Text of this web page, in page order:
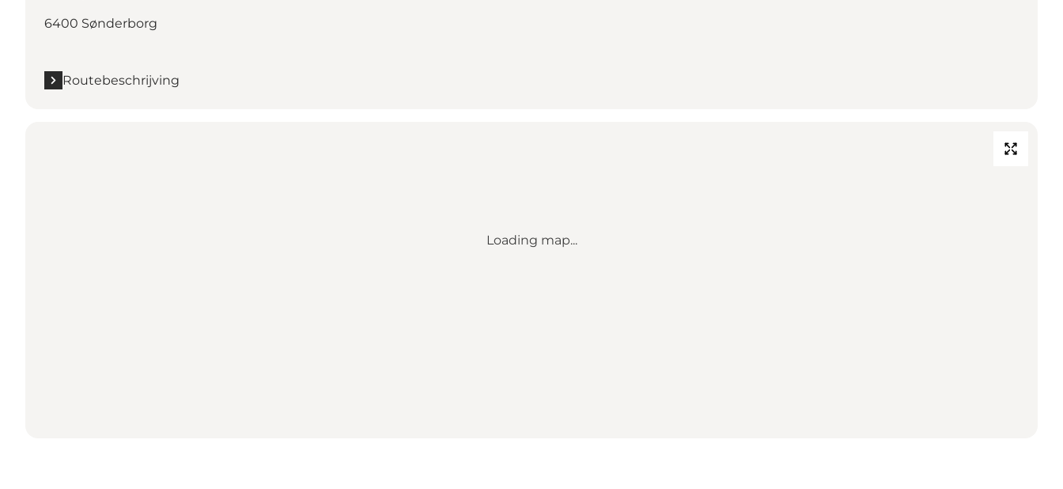
6400 Sønderborg
Routebeschrijving
Loading map...